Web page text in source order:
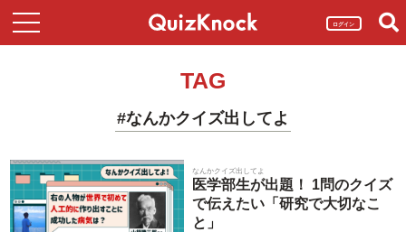
ログイン
TAG
#なんかクイズ出してよ
なんかクイズ出してよ
医学部生が出題！ 1問のクイズ
で伝えたい「研究で大切なこ
と」